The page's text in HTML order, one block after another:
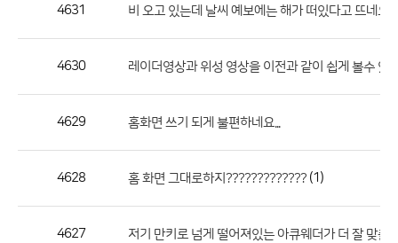
록
4631 비 오고 있는데 날씨 예보에는 해가 떠있다고 뜨네요
4630 레이더영상과 위성 영상을 이전과 같이 쉽게 볼수 있
4629 홈화면 쓰기 되게 불편하네요...
4628 홈 화면 그대로하지????????????? (1)
4627 저기 만키로 넘게 떨어져있는 아큐웨더가 더 잘 맞출